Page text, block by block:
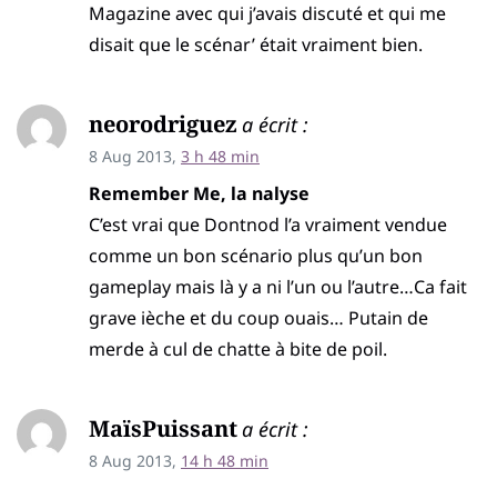
Magazine avec qui j’avais discuté et qui me
disait que le scénar’ était vraiment bien.
neorodriguez a écrit :
8 Aug 2013, 3 h 48 min
Remember Me, la nalyse
C’est vrai que Dontnod l’a vraiment vendue
comme un bon scénario plus qu’un bon
gameplay mais là y a ni l’un ou l’autre…Ca fait
grave ièche et du coup ouais… Putain de
merde à cul de chatte à bite de poil.
MaïsPuissanta écrit :
8 Aug 2013, 14 h 48 min